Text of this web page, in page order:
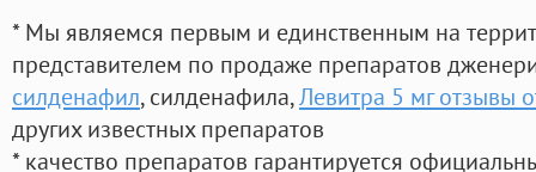
* Мы являемся первым и единственным на
представителем по продаже препаратов
силденафил, силденафила,Левитра 5 мг отзывы
других известных препаратов
* качество препаратов гарантируется